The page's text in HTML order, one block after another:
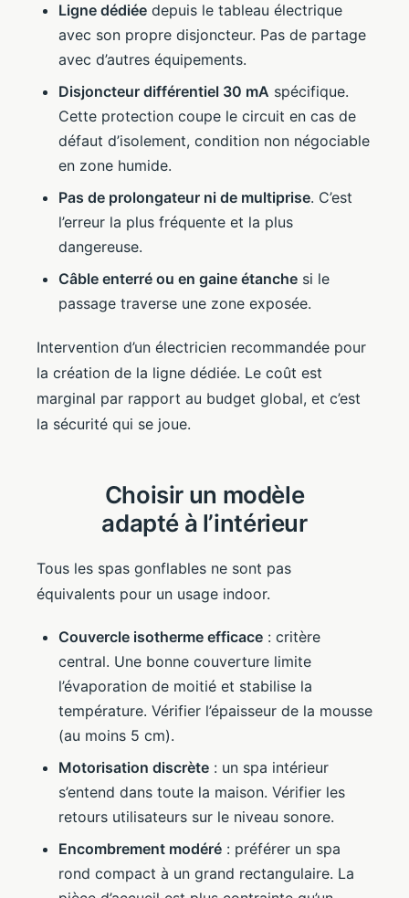
Ligne dédiée depuis le tableau électrique
avec son propre disjoncteur. Pas de partage
avec d’autres équipements.
Disjoncteur différentiel 30 mA spécifique.
Cette protection coupe le circuit en cas de
défaut d’isolement, condition non négociable
en zone humide.
Pas de prolongateur ni de multiprise. C’est
l’erreur la plus fréquente et la plus
dangereuse.
Câble enterré ou en gaine étanche si le
passage traverse une zone exposée.
Intervention d’un électricien recommandée pour
la création de la ligne dédiée. Le coût est
marginal par rapport au budget global, et c’est
la sécurité qui se joue.
Choisir un modèle
adapté à l’intérieur
Tous les spas gonflables ne sont pas
équivalents pour un usage indoor.
Couvercle isotherme efficace : critère
central. Une bonne couverture limite
l’évaporation de moitié et stabilise la
température. Vérifier l’épaisseur de la mousse
(au moins 5 cm).
Motorisation discrète : un spa intérieur
s’entend dans toute la maison. Vérifier les
retours utilisateurs sur le niveau sonore.
Encombrement modéré : préférer un spa
rond compact à un grand rectangulaire. La